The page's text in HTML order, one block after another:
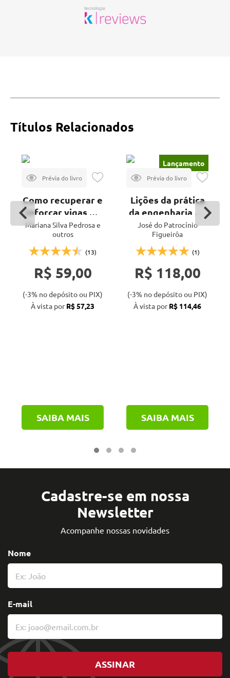
Títulos Relacionados
Como recuperar e
reforçar vigas de
concreto armado
por
encamisamento
Mariana Silva Pedrosa e
outros
(13)
R$ 59,00
(-3% no depósito ou PIX)
À vista porR$ 57,23
SAIBA MAIS
Lançamento
Lições da prática
da engenharia de
estruturas de
concreto
José do Patrocínio
Figueirôa
(1)
R$ 118,00
(-3% no depósito ou PIX)
À vista porR$ 114,46
SAIBA MAIS
Cadastre-se em nossa
Newsletter
Acompanhe nossas novidades
Nome
E-mail
ASSINAR